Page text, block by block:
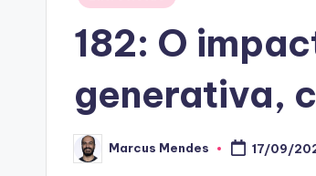
182: O
generativa,
Posted
by
Marcus Mendes 17/09/